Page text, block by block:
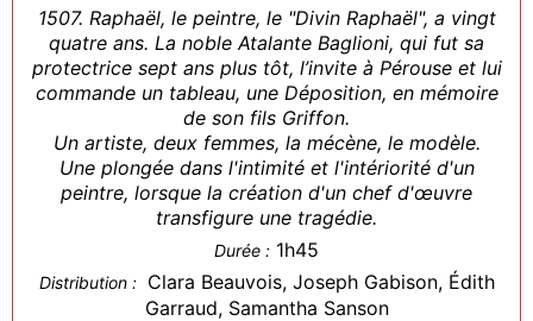
1507. Raphaël, le peintre, le "Divin Raphaël", a vingt
quatre ans. La noble Atalante Baglioni, qui fut sa
protectrice sept ans plus tôt, l’invite à Pérouse et lui
commande un tableau, une Déposition, en mémoire
de son fils Griffon.
Un artiste, deux femmes, la mécène, le modèle.
Une plongée dans l'intimité et l'intériorité d'un
peintre, lorsque la création d'un chef d'œuvre
transfigure une tragédie.
Durée : 1h45
Distribution : Clara Beauvois, Joseph Gabison, Édith
Garraud, Samantha Sanson